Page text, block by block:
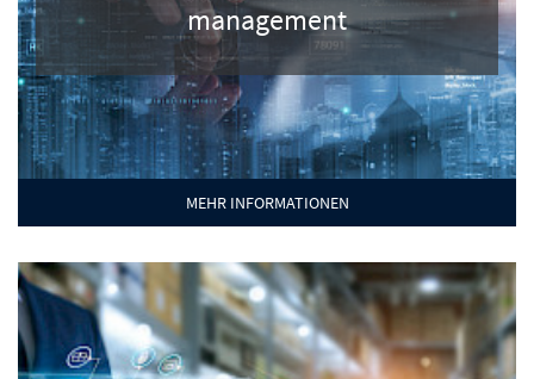
management
MEHR INFORMATIONEN